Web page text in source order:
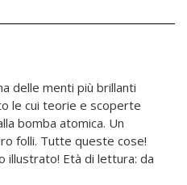
delle menti più brillanti
le cui teorie e scoperte
bomba atomica. Un
folli. Tutte queste cose!
illustrato! Età di lettura: da